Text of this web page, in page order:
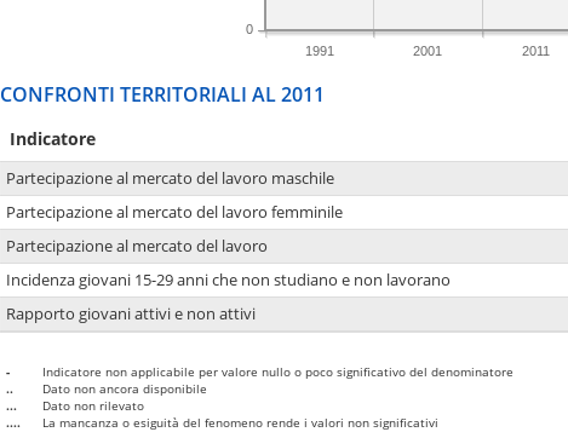
1991 2001 2011
0
CONFRONTI TERRITORIALI AL 2011
Indicatore
Partecipazione al mercato del lavoro maschile
Partecipazione al mercato del lavoro femminile
Partecipazione al mercato del lavoro
Incidenza giovani 15-29 anni che non studiano e non lavorano
Rapporto giovani attivi e non attivi
-
Indicatore non applicabile per valore nullo o poco significativo del denominatore
..
Dato non ancora disponibile
...
Dato non rilevato
....
La mancanza o esiguità del fenomeno rende i valori non significativi